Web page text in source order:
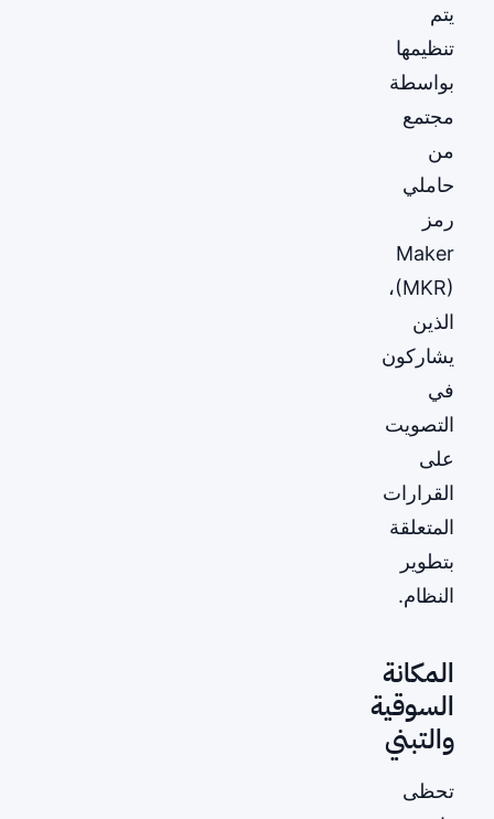
يتم
تنظيمها
بواسطة
مجتمع
من
حاملي
رمز
Maker
(MKR)،
الذين
يشاركون
في
التصويت
على
القرارات
المتعلقة
بتطوير
النظام.
المكانة
السوقية
والتبني
تحظى